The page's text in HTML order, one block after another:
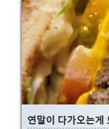
해지는 맛 ㅋ 이때만
료)도 주문해봤습니다.
불한 모양이 특징! 아무
니다 ㅎㅎ